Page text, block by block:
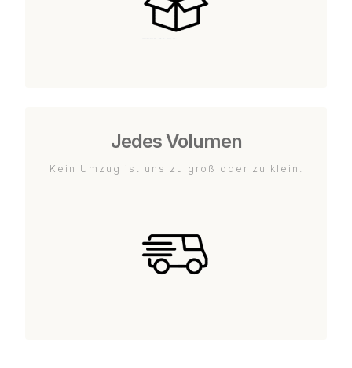
Jedes Volumen
Kein Umzug ist uns zu groß oder zu klein.